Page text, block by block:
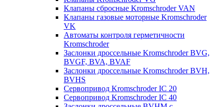
Клапаны сбросные Kromschroder VAN
Клапаны газовые моторные Kromschroder
VK
Автоматы контроля герметичности
Kromschroder
Заслонки дроссельные Kromschroder BVG,
BVGF, BVA, BVAF
Заслонки дроссельные Kromschroder BVH,
BVHS
Сервопривод Kromschroder IC 20
Сервопривод Kromschroder IC 40